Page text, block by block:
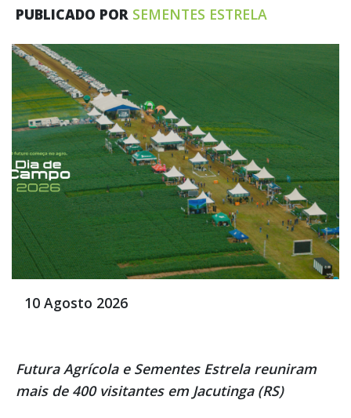
PUBLICADO POR SEMENTES ESTRELA
10 Agosto 2026
Futura Agrícola e Sementes Estrela reuniram
mais de 400 visitantes em Jacutinga (RS)